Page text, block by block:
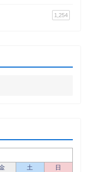
1,254
土
日